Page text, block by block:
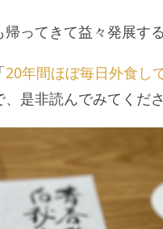
ってきて益々発展す
20年間ほぼ毎日外食し
是非読んでみてくださ